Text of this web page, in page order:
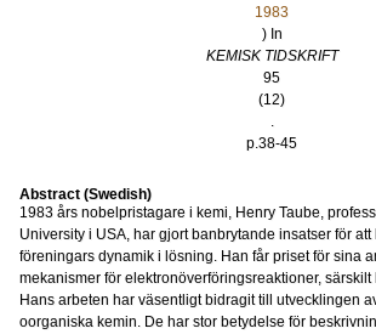
1983
) In
KEMISK TIDSKRIFT
95
(12)
.
p.38-45
Abstract (Swedish)
1983 års nobelpristagare i kemi, Henry Taube,
University i USA, har gjort banbrytande insatser för
föreningars dynamik i lösning. Han får priset för sina
mekanismer för elektronöverföringsreaktioner,
Hans arbeten har väsentligt bidragit till utvecklingen
oorganiska kemin. De har stor betydelse för